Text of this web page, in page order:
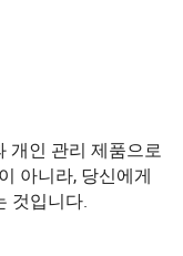
개인 관리 제품으로
아니라, 당신에게
것입니다.
철학에 기초를 두